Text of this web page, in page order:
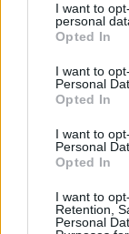
I want to
personal
Opted In
I want to
Personal
Opted In
I want to
Personal
Opted In
I want to
Retention,
Personal
Disney!¡Todo
Dibujos
Las sirenas
cautivan a los
dibujos para
pásatelo en